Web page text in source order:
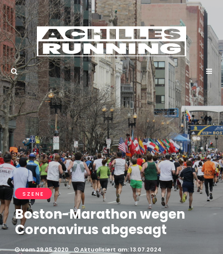
SZENE
Boston-Marathon wegen
Coronavirus abgesagt
Vom 29.05.2020
Aktualisiert am: 13.07.2024